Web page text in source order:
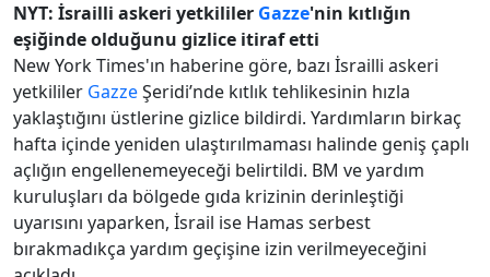
NYT: İsrailli askeri yetkililer Gazze'nin kıtlığın
eşiğinde olduğunu gizlice itiraf etti
New York Times'ın haberine göre, bazı İsrailli askeri
yetkililer GazzeŞeridi’nde kıtlık tehlikesinin hızla
yaklaştığını üstlerine gizlice bildirdi. Yardımların birkaç
hafta içinde yeniden ulaştırılmaması halinde geniş çaplı
açlığın engellenemeyeceği belirtildi. BM ve yardım
kuruluşları da bölgede gıda krizinin derinleştiği
uyarısını yaparken, İsrail ise Hamas serbest
bırakmadıkça yardım geçişine izin verilmeyeceğini